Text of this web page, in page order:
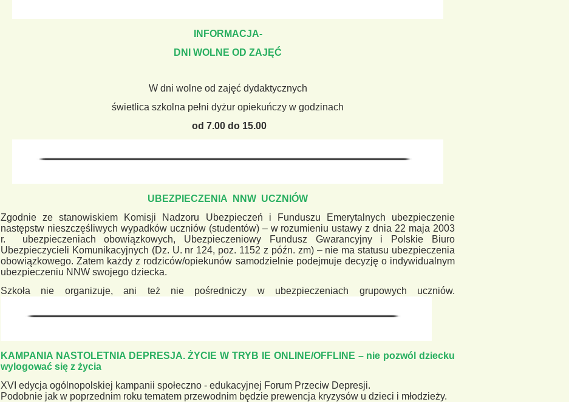
INFORMACJA-
DNI WOLNE OD ZAJĘĆ
W dni wolne od zajęć dydaktycznych
świetlica szkolna pełni dyżur opiekuńczy w godzinach
od 7.00 do 15.00
UBEZPIECZENIA NNW UCZNIÓW
Zgodnie ze stanowiskiem Komisji Nadzoru Ubezpieczeń i Funduszu Emerytalnych ubezpieczenie
następstw nieszczęśliwych wypadków uczniów (studentów) – w rozumieniu ustawy z dnia 22 maja 2003
r. ubezpieczeniach obowiązkowych, Ubezpieczeniowy Fundusz Gwarancyjny i Polskie Biuro
Ubezpieczycieli Komunikacyjnych (Dz. U. nr 124, poz. 1152 z późn. zm) – nie ma statusu ubezpieczenia
obowiązkowego. Zatem każdy z rodziców/opiekunów samodzielnie podejmuje decyzję o indywidualnym
ubezpieczeniu NNW swojego dziecka.
Szkoła nie organizuje, ani też nie pośredniczy w ubezpieczeniach grupowych uczniów.
KAMPANIA NASTOLETNIA DEPRESJA. ŻYCIE W TRYB IE ONLINE/OFFLINE – nie pozwól dziecku
wylogować się z życia
XVI edycja ogólnopolskiej kampanii społeczno - edukacyjnej Forum Przeciw Depresji.
Podobnie jak w poprzednim roku tematem przewodnim będzie prewencja kryzysów u dzieci i młodzieży.